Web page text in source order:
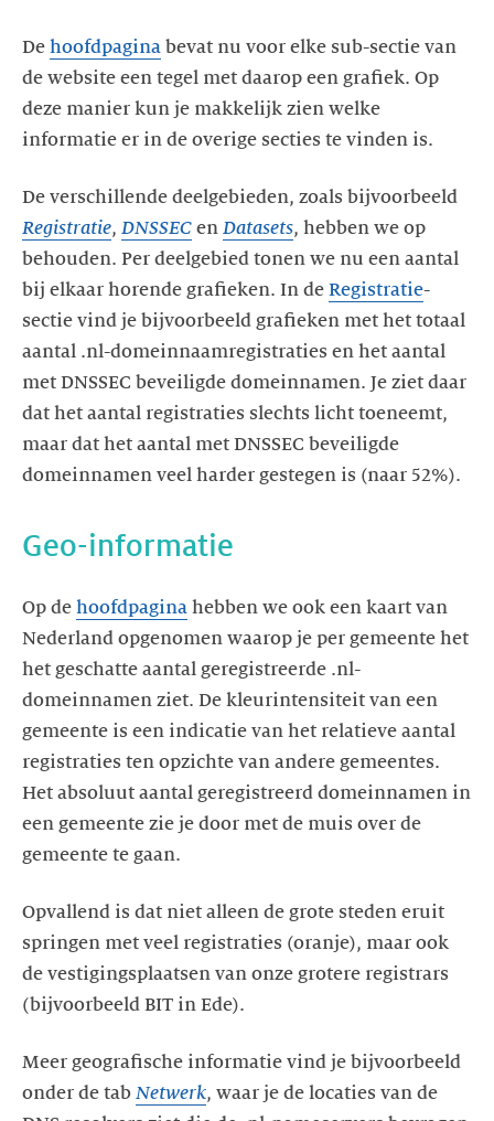
De hoofdpagina bevat nu voor elke sub-sectie van
de website een tegel met daarop een grafiek. Op
deze manier kun je makkelijk zien welke
informatie er in de overige secties te vinden is.
De verschillende deelgebieden, zoals bijvoorbeeld
Registratie, DNSSEC en Datasets, hebben we op
behouden. Per deelgebied tonen we nu een aantal
bij elkaar horende grafieken. In de Registratie-
sectie vind je bijvoorbeeld grafieken met het totaal
aantal .nl-domeinnaamregistraties en het aantal
met DNSSEC beveiligde domeinnamen. Je ziet daar
dat het aantal registraties slechts licht toeneemt,
maar dat het aantal met DNSSEC beveiligde
domeinnamen veel harder gestegen is (naar 52%).
Geo-informatie
Op de hoofdpagina hebben we ook een kaart van
Nederland opgenomen waarop je per gemeente het
het geschatte aantal geregistreerde .nl-
domeinnamen ziet. De kleurintensiteit van een
gemeente is een indicatie van het relatieve aantal
registraties ten opzichte van andere gemeentes.
Het absoluut aantal geregistreerd domeinnamen in
een gemeente zie je door met de muis over de
gemeente te gaan.
Opvallend is dat niet alleen de grote steden eruit
springen met veel registraties (oranje), maar ook
de vestigingsplaatsen van onze grotere registrars
(bijvoorbeeld BIT in Ede).
Meer geografische informatie vind je bijvoorbeeld
onder de tab Netwerk, waar je de locaties van de